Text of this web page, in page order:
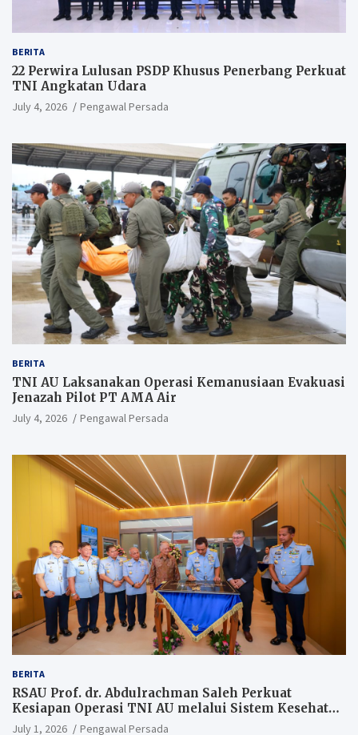
BERITA
22 Perwira Lulusan PSDP Khusus Penerbang Perkuat
TNI Angkatan Udara
July 4, 2026 Pengawal Persada
BERITA
TNI AU Laksanakan Operasi Kemanusiaan Evakuasi
Jenazah Pilot PT AMA Air
July 4, 2026 Pengawal Persada
BERITA
RSAU Prof. dr. Abdulrachman Saleh Perkuat
Kesiapan Operasi TNI AU melalui Sistem Kesehatan
Andal
July 1, 2026 Pengawal Persada